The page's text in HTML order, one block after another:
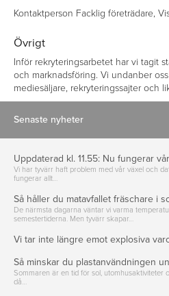
Kontaktperson Facklig företrädare,
Övrigt
Inför rekryteringsarbetet har vi tagit
och marknadsföring. Vi undanber
mediesäljare, rekryteringssajter och
Senaste nyheter
Uppdaterad kl. 11.55: Nu fungerar
Vi har tyvärr haft problem med vår växel och
fungerar allt…
Så håller du matavfallet fräschare i
De närmsta dagarna väntar vi varma
semestertiderna. Men tyvärr skapar…
Vi tar inte längre emot explosiva
Så minskar du plastanvändningen
Sommaren är en tid för sol, utomhusaktiviteter
då…